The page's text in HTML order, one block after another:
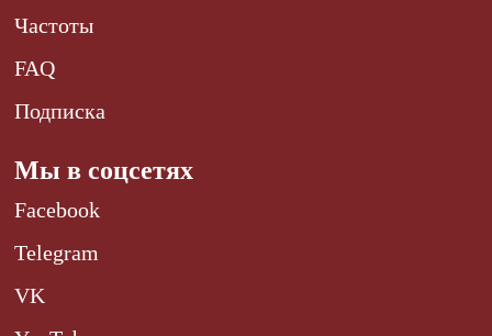
Частоты
FAQ
Подписка
Мы в соцсетях
Facebook
Telegram
VK